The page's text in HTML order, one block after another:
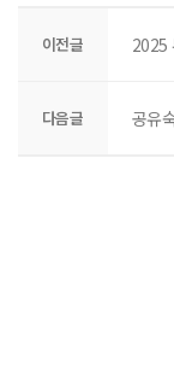
이전글 2025
다음글 공유